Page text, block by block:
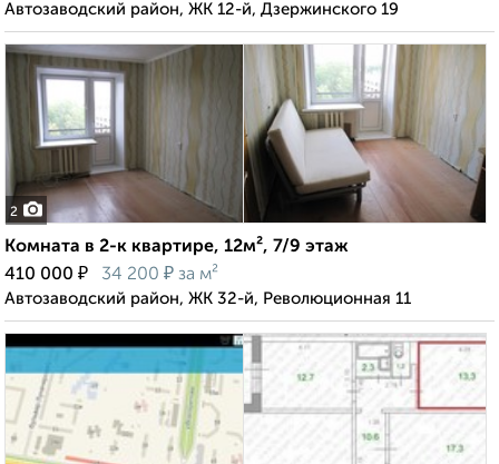
Автозаводский район, ЖК 12-й, Дзержинского 19
2
Комната в 2-к квартире, 12м², 7/9 этаж
410 000 ₽ 34 200 ₽ за м²
Автозаводский район, ЖК 32-й, Революционная 11